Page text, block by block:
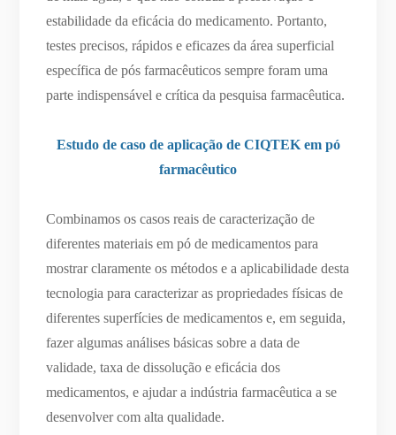
estabilidade da eficácia do medicamento. Portanto,
testes precisos, rápidos e eficazes da área superficial
específica de pós farmacêuticos sempre foram uma
parte indispensável e crítica da pesquisa farmacêutica.
Estudo de caso de aplicação de CIQTEK em pó
farmacêutico
Combinamos os casos reais de caracterização de
diferentes materiais em pó de medicamentos para
mostrar claramente os métodos e a aplicabilidade desta
tecnologia para caracterizar as propriedades físicas de
diferentes superfícies de medicamentos e, em seguida,
fazer algumas análises básicas sobre a data de
validade, taxa de dissolução e eficácia dos
medicamentos, e ajudar a indústria farmacêutica a se
desenvolver com alta qualidade.